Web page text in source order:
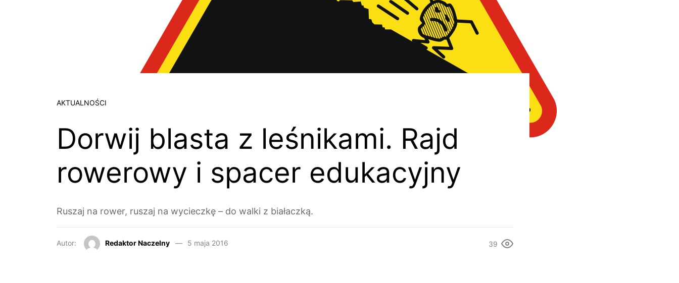
AKTUALNOŚCI
Dorwij blasta z leśnikami. Rajd
rowerowy i spacer edukacyjny
Ruszaj na rower, ruszaj na wycieczkę – do walki z białaczką.
Autor: Redaktor Naczelny 5 maja 2016 39